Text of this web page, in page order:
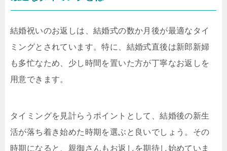
結婚祝いのお返しは、結婚式の数か月後が最適なタイ
ミングとされています。特に、結婚式直後は新郎新婦
も多忙なため、少し時間を置いた方が丁寧なお返しを
用意できます。
タイミングを見計らうポイントとして、結婚後の新生
活が落ち着き始めた時期を選ぶと良いでしょう。その
時期になると、親御さんもお返しを期待し始めていま